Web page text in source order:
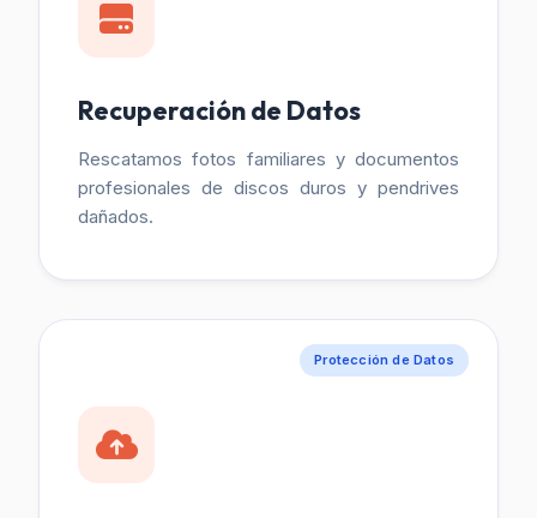
Recuperación de Datos
Rescatamos fotos familiares y documentos
profesionales de discos duros y pendrives
dañados.
Protección de Datos